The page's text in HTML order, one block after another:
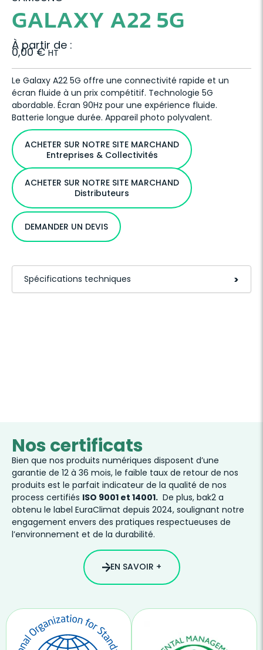
GALAXY A22 5G
À partir de :
0,00€ HT
Le Galaxy A22 5G offre une connectivité rapide et un
écran fluide à un prix compétitif. Technologie 5G
abordable. Écran 90Hz pour une expérience fluide.
Batterie longue durée. Appareil photo polyvalent.
ACHETER SUR NOTRE SITE MARCHAND
Entreprises & Collectivités
ACHETER SUR NOTRE SITE MARCHAND
Distributeurs
DEMANDER UN DEVIS
Spécifications techniques >
Nos certificats
Bien que nos produits numériques disposent d’une
garantie de 12 à 36 mois, le faible taux de retour de nos
produits est le parfait indicateur de la qualité de nos
process certifiés ISO 9001 et 14001. De plus, bak2 a
obtenu le label EuraClimat depuis 2024, soulignant notre
engagement envers des pratiques respectueuses de
l’environnement et de la durabilité.
EN SAVOIR +